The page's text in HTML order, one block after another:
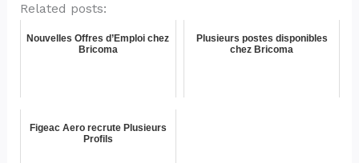
Related posts:
Nouvelles Offres d’Emploi chez
Bricoma
Plusieurs postes disponibles
chez Bricoma
Figeac Aero recrute Plusieurs
Profils